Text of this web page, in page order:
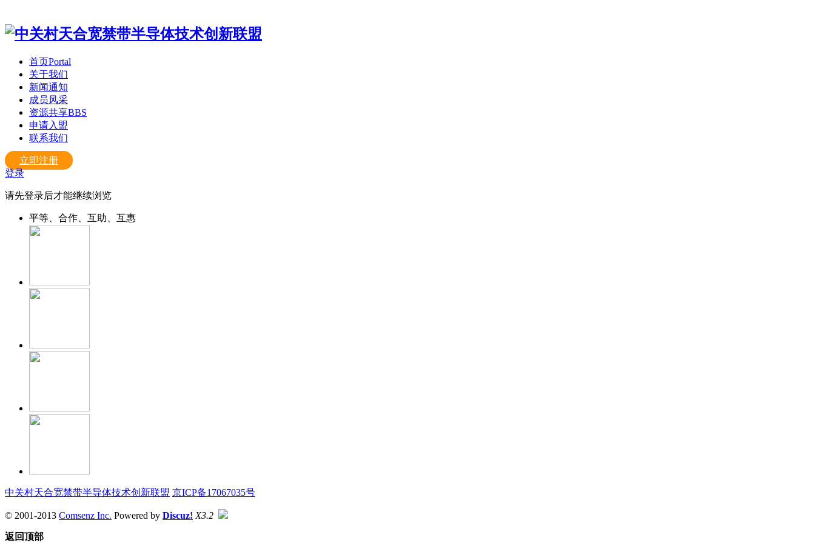
首页Portal
关于我们
新闻通知
成员风采
资源共享BBS
申请入盟
联系我们
立即注册
登录
请先登录后才能继续浏览
平等、合作、互助、互惠
中关村天合宽禁带半导体技术创新联盟 京ICP备17067035号
© 2001-2013 Comsenz Inc. Powered by Discuz! X3.2
返回顶部